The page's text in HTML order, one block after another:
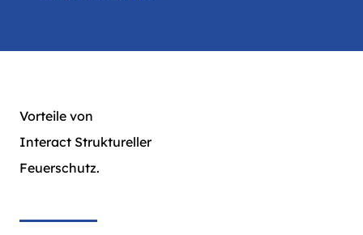
Vorteile von
Interact Struktureller
Feuerschutz.